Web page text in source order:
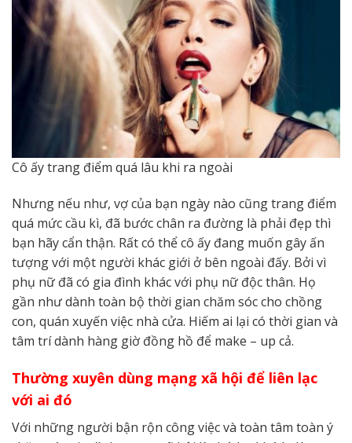
Cô ấy trang điểm quá lâu khi ra ngoài
Nhưng nếu như, vợ của bạn ngày nào cũng trang điểm
quá mức cầu kì, đã bước chân ra đường là phải đẹp thì
bạn hãy cẩn thận. Rất có thể cô ấy đang muốn gây ấn
tượng với một người khác giới ở bên ngoài đấy. Bởi vì
phụ nữ đã có gia đình khác với phụ nữ độc thân. Họ
gần như dành toàn bộ thời gian chăm sóc cho chồng
con, quán xuyến việc nhà cửa. Hiếm ai lại có thời gian và
tâm trí dành hàng giờ đồng hồ để make – up cả.
Thường xuyên dùng mạng xã hội để liên lạc
với ai đó
Với những người bận rộn công việc và toàn tâm toàn ý